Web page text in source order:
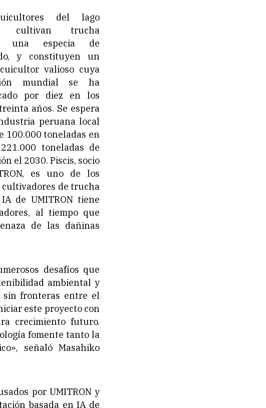
del lago
cultivan trucha
una especia de
y constituyen un
valioso cuya
mundial se ha
por diez en los
años. Se espera
peruana local
100.000 toneladas en
toneladas de
el 2030. Piscis, socio
es uno de los
cultivadores de trucha
de UMITRON tiene
al tiempo que
de las dañinas
desafíos que
ambiental y
sin fronteras entre el
este proyecto con
crecimiento futuro.
fomente tanto la
señaló Masahiko
por UMITRON y
basada en IA de